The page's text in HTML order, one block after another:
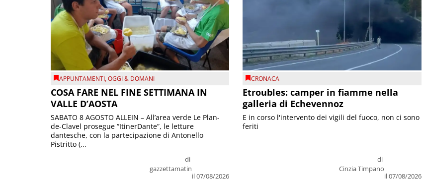
APPUNTAMENTI,OGGI & DOMANI
COSA FARE NEL FINE SETTIMANA IN
VALLE D’AOSTA
di
gazzettamatin
il 07/08/2026
SABATO 8 AGOSTO ALLEIN – All’area verde Le Plan-
de-Clavel prosegue “ItinerDante”, le letture
dantesche, con la partecipazione di Antonello
Pistritto (...
CRONACA
Etroubles: camper in fiamme nella
galleria di Echevennoz
di
Cinzia Timpano
il 07/08/2026
E in corso l'intervento dei vigili del fuoco, non ci sono
feriti